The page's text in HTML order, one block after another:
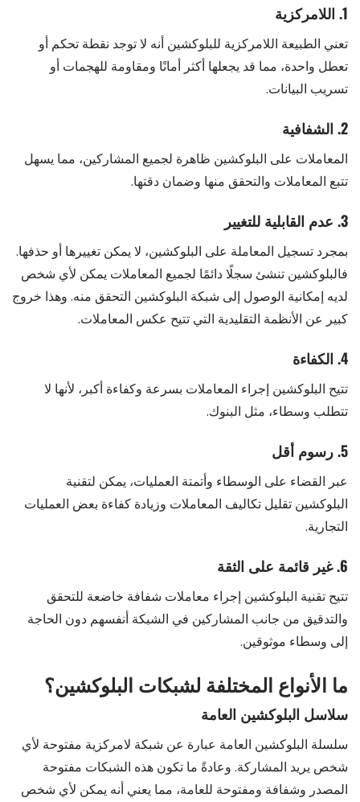
1. اللامركزية
تعني الطبيعة اللامركزية للبلوكشين أنه لا توجد نقطة تحكم أو
تعطل واحدة، مما قد يجعلها أكثر أمانًا ومقاومة للهجمات أو
تسريب البيانات.
2. الشفافية
المعاملات على البلوكشين ظاهرة لجميع المشاركين، مما يسهل
تتبع المعاملات والتحقق منها وضمان دقتها.
3. عدم القابلية للتغيير
بمجرد تسجيل المعاملة على البلوكشين، لا يمكن تغييرها أو حذفها.
فالبلوكشين تنشئ سجلًا دائمًا لجميع المعاملات يمكن لأي شخص
لديه إمكانية الوصول إلى شبكة البلوكشين التحقق منه. وهذا خروج
كبير عن الأنظمة التقليدية التي تتيح عكس المعاملات.
4. الكفاءة
تتيح البلوكشين إجراء المعاملات بسرعة وكفاءة أكبر، لأنها لا
تتطلب وسطاء، مثل البنوك.
5. رسوم أقل
عبر القضاء على الوسطاء وأتمتة العمليات، يمكن لتقنية
البلوكشين تقليل تكاليف المعاملات وزيادة كفاءة بعض العمليات
التجارية.
6. غير قائمة على الثقة
تتيح تقنية البلوكشين إجراء معاملات شفافة خاضعة للتحقق
والتدقيق من جانب المشاركين في الشبكة أنفسهم دون الحاجة
إلى وسطاء موثوقين.
ما الأنواع المختلفة لشبكات البلوكشين؟
سلاسل البلوكشين العامة
سلسلة البلوكشين العامة عبارة عن شبكة لامركزية مفتوحة لأي
شخص يريد المشاركة. وعادةً ما تكون هذه الشبكات مفتوحة
المصدر وشفافة ومفتوحة للعامة، مما يعني أنه يمكن لأي شخص